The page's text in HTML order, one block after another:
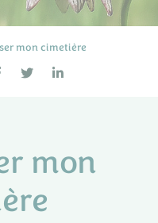
mon cimetière
mon